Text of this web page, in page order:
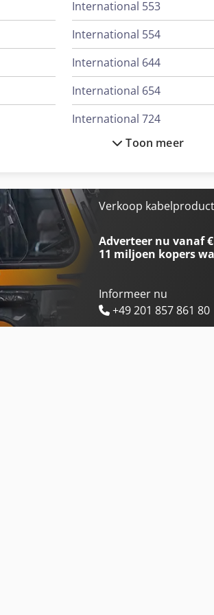
International 553
International 554
International 644
International 654
International 724
International 743
International 833
International 834
Toon meer
Verkoop
Adverteer nu vanaf
11 miljoen kopers
Informeer nu
+49 201 857 861 80